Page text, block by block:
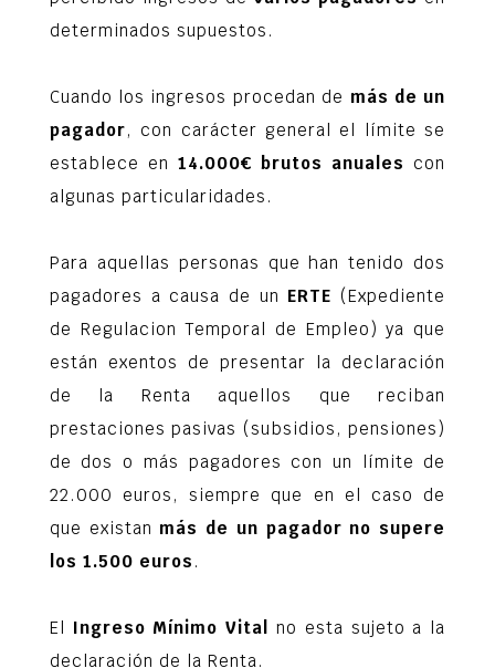
determinados supuestos.
Cuando los ingresos procedan de más de un
pagador, con carácter general el límite se
establece en14.000€ brutos anuales con
algunas particularidades.
Para aquellas personas que han tenido dos
pagadores a causa de un ERTE (Expediente
de Regulacion Temporal de Empleo) ya que
están exentos de presentar la declaración
de la Renta aquellos que reciban
prestaciones pasivas (subsidios, pensiones)
de dos o más pagadores con un límite de
22.000 euros, siempre que en el caso de
que existan más de un pagador no supere
los 1.500 euros .
El Ingreso Mínimo Vital
no esta sujeto a la
declaración de la Renta.